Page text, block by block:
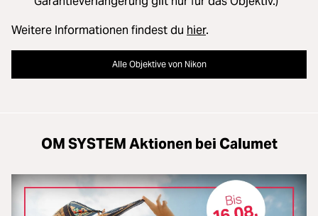
Weitere Informationen findest du hier.
Alle Objektive von Nikon
OM SYSTEM Aktionen bei Calumet